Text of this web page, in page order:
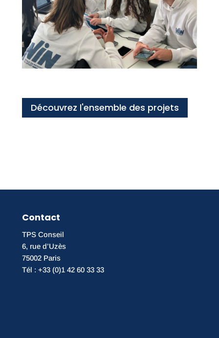
Découvrez l'ensemble des projets
Contact
TPS Conseil
6, rue d’Uzès
75002 Paris
Tél : +33 (0)1 42 60 33 33